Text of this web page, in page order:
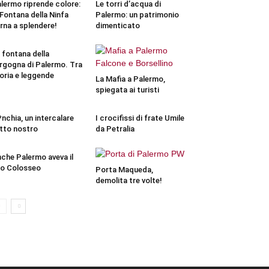
riprende colore:
Fontana della Ninfa
a splendere!
Le torri d’acqua di
Palermo: un patrimonio
dimenticato
fontana della
di Palermo. Tra
e leggende
La Mafia a Palermo,
spiegata ai turisti
un intercalare
nostro
I crocifissi di frate Umile
da Petralia
Palermo aveva il
Colosseo
Porta Maqueda,
demolita tre volte!